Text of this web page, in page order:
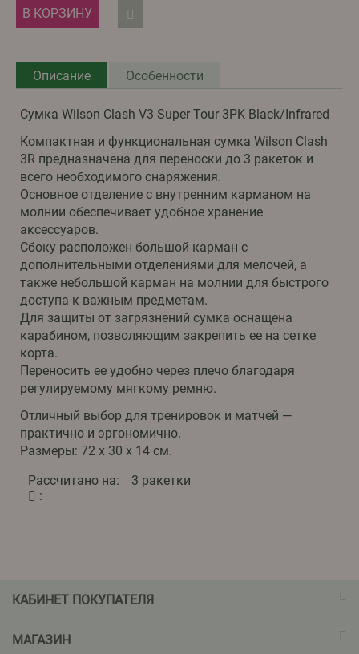
В КОРЗИНУ
Описание Особенности
Сумка Wilson Clash V3 Super Tour 3PK Black/Infrared
Компактная и функциональная сумка Wilson Clash
3R предназначена для переноски до 3 ракеток и
всего необходимого снаряжения.
Основное отделение с внутренним карманом на
молнии обеспечивает удобное хранение
аксессуаров.
Сбоку расположен большой карман с
дополнительными отделениями для мелочей, а
также небольшой карман на молнии для быстрого
доступа к важным предметам.
Для защиты от загрязнений сумка оснащена
карабином, позволяющим закрепить ее на сетке
корта.
Переносить ее удобно через плечо благодаря
регулируемому мягкому ремню.
Отличный выбор для тренировок и матчей —
практично и эргономично.
Размеры: 72 х 30 х 14 см.
Рассчитано на:
:
3 ракетки
КАБИНЕТ ПОКУПАТЕЛЯ
МАГАЗИН